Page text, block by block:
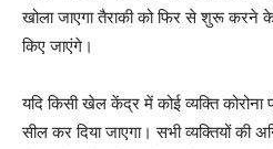
खोला जाएगा तैराकी को फिर से शुरू करने
किए जाएंगे।
यदि किसी खेल केंद्र में कोई व्यक्ति कोरोना
सील कर दिया जाएगा। सभी व्यक्तियों की